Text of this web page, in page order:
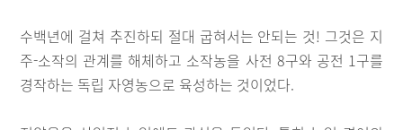
수백년에 걸쳐 추진하되 절대 굽혀서는 안되는 것! 그것은 지
주-소작의 관계를 해체하고 소작농을 사전 8구와 공전 1구를
경작하는 독립 자영농으로 육성하는 것이었다.